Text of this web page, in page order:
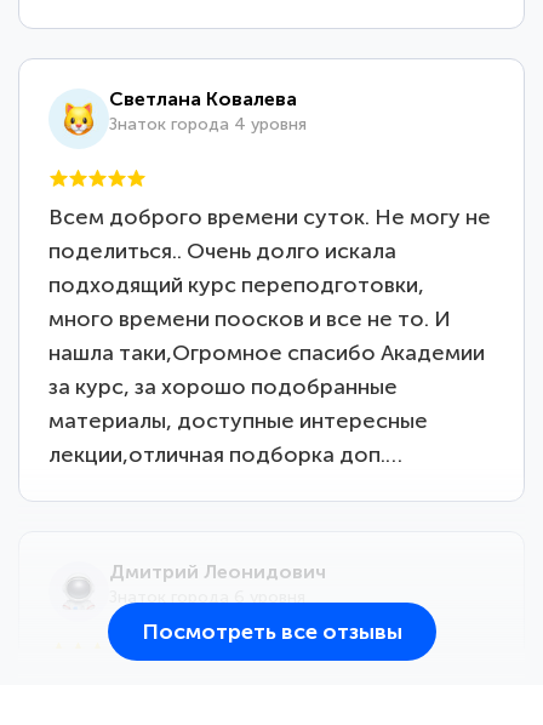
Светлана Ковалева
Знаток города 4 уровня
Всем доброго времени суток. Не могу не
поделиться.. Очень долго искала
подходящий курс переподготовки,
много времени поосков и все не то. И
нашла таки,Огромное спасибо Академии
за курс, за хорошо подобранные
материалы, доступные интересные
лекции,отличная подборка доп.…
Дмитрий Леонидович
Посмотреть все отзывы